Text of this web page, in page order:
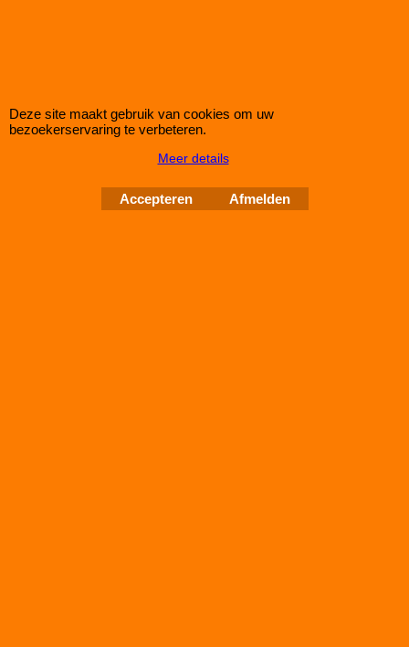
Ferodo
Deze site maakt gebruik van cookies om uw
bezoekerservaring te verbeteren.
Meer details
Accepteren Afmelden